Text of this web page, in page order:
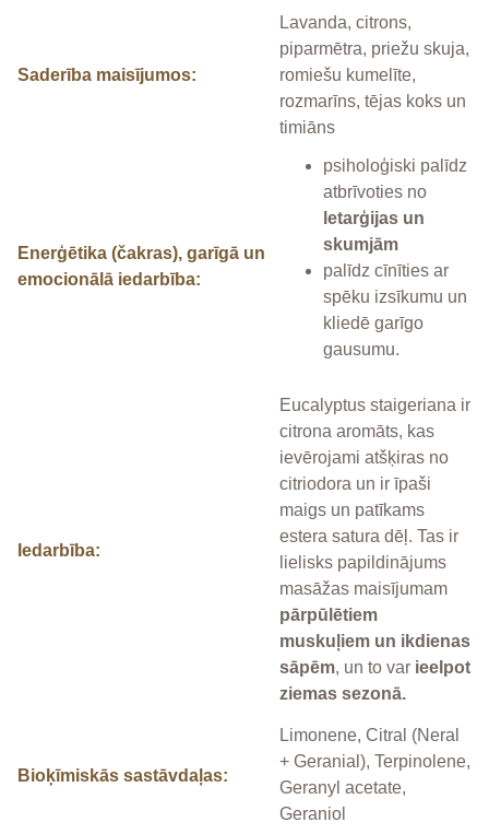
Saderība maisījumos:
Lavanda, citrons,
piparmētra, priežu skuja,
romiešu kumelīte,
rozmarīns, tējas koks un
timiāns
Enerģētika (čakras), garīgā un
emocionālā iedarbība:
psiholoģiski palīdz
atbrīvoties no
letarģijas un
skumjām
palīdz cīnīties ar
spēku izsīkumu un
kliedē garīgo
gausumu.
Iedarbība:
Eucalyptus staigeriana ir
citrona aromāts, kas
ievērojami atšķiras no
citriodora un ir īpaši
maigs un patīkams
estera satura dēļ. Tas ir
lielisks papildinājums
masāžas maisījumam
pārpūlētiem
muskuļiem un ikdienas
sāpēm, un to var ieelpot
ziemas sezonā.
Bioķīmiskās sastāvdaļas:
Limonene, Citral (Neral
+ Geranial), Terpinolene,
Geranyl acetate,
Geraniol